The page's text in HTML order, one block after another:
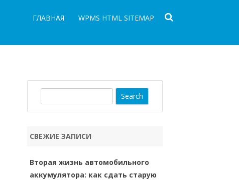
ГЛАВНАЯ WPMS HTML SITEMAP
СВЕЖИЕ ЗАПИСИ
Вторая жизнь автомобильного
аккумулятора: как сдать старую